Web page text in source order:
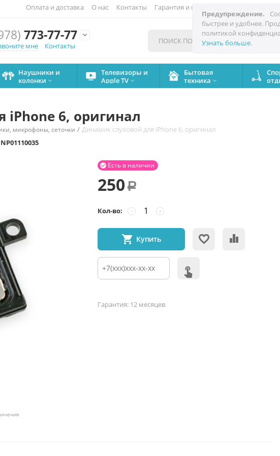
Предупреждение.
быстрее и удобнее.
политикой
Узнать больше.
Оплата и доставка О нас Контакты Гарантия и поддержка
773-77-77

мне
Контакты
Наушники и
колонки 
Телевизоры и
Apple TV 
Бытовая
техника 
6, оригинал
микрофоны, сеточки / Динамик слуховой для iPhone 6, оригинал
NP01110035
Есть в наличии

250 Р
Кол-во: +
−
Купить
Гарантия: 12 месяцев